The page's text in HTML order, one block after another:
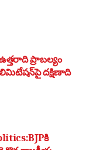
ప్రాబల్యం
దక్షిణాది